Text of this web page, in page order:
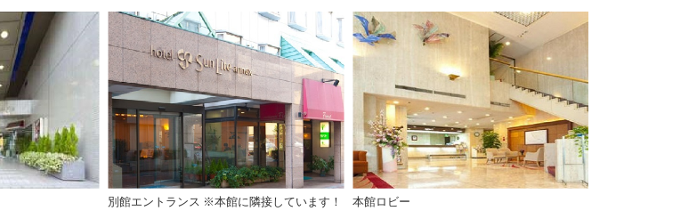
別館エントランス ※本館に隣接しています！ 本館ロビー